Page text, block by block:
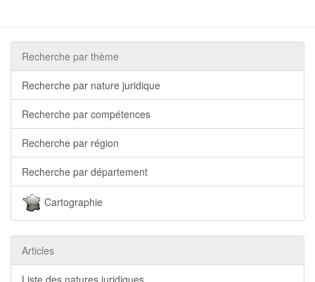
Recherche par thème
Recherche par nature juridique
Recherche par compétences
Recherche par région
Recherche par département
Cartographie
Articles
Liste des natures juridiques